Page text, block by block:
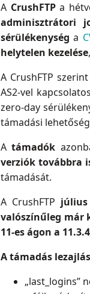
A CrushFTPa
adminisztrátori
sérülékenység a
helytelen kezelése
A CrushFTP
AS2-vel
zero-day
támadási
Atámadók
verziók továbbra
támadását.
A CrushFTP július
valószínűleg már
11-es ágon a
A támadás
„last_logins”